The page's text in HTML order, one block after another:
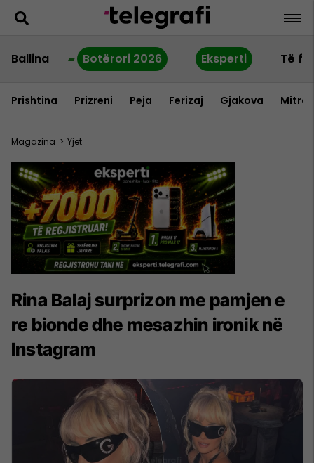
Ballina Botërori 2026 Eksperti Të
Prishtina Prizreni Peja Ferizaj Gjakova
Magazina > Yjet
Rina Balaj surprizon me pamjen e
re bionde dhe mesazhin ironik në
Instagram